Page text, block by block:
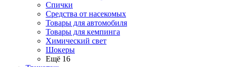
Спички
Средства от насекомых
Товары для автомобиля
Товары для кемпинга
Химический свет
Шокеры
Ещё 16